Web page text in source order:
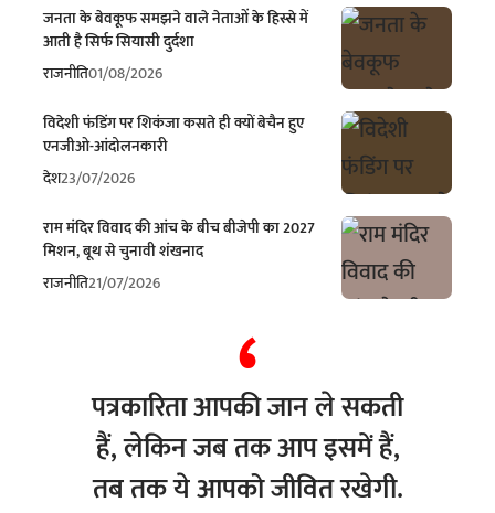
जनता के बेवकूफ समझने वाले नेताओं के हिस्से में
आती है सिर्फ सियासी दुर्दशा
राजनीति01/08/2026
विदेशी फंडिंग पर शिकंजा कसते ही क्यों बेचैन हुए
एनजीओ-आंदोलनकारी
देश23/07/2026
राम मंदिर विवाद की आंच के बीच बीजेपी का 2027
मिशन, बूथ से चुनावी शंखनाद
राजनीति21/07/2026
पत्रकारिता आपकी जान ले सकती
हैं, लेकिन जब तक आप इसमें हैं,
तब तक ये आपको जीवित रखेगी.